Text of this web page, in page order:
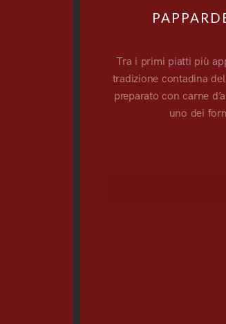
Tra i primi piatti più
tradizione contadina
preparato con carne
uno dei